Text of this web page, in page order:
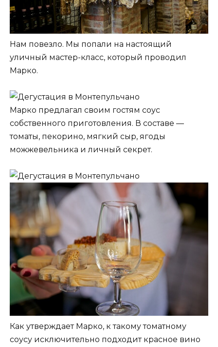
Нам повезло. Мы попали на настоящий
уличный мастер-класс, который проводил
Марко.
Марко предлагал своим гостям соус
собственного приготовления. В составе —
томаты, пекорино, мягкий сыр, ягоды
можжевельника и личный секрет.
Как утверждает Марко, к такому томатному
соусу исключительно подходит красное вино